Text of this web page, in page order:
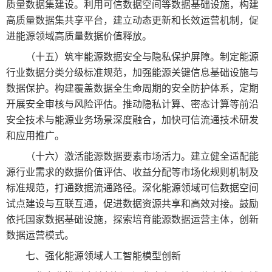
质量数据集建设。利用可信数据空间等数据基础设施，构建
高质量数据集共享平台，建立动态更新和长效运营机制，促
进能源领域高质量数据价值释放。
（十五）筑牢能源数据安全与隐私保护屏障。制定能源
行业数据分类分级标准规范，加强能源关键信息基础设施与
数据保护。构建覆盖数据全生命周期的安全防护体系，定期
开展安全审核与风险评估。推动隐私计算、密态计算等前沿
安全技术与能源业务场景深度融合，加快可信流通技术研发
和应用推广。
（十六）激活能源数据要素市场活力。建立健全适配能
源行业需求的数据价值评估、收益分配等市场化规则机制及
标准规范，打通数据流通路径。深化能源领域可信数据空间
试点建设与互联互通，促进数据资源共享和高效对接。鼓励
依托国家数据基础设施，探索培育能源数据运营主体，创新
数据运营模式。
七、强化能源领域人工智能模型创新